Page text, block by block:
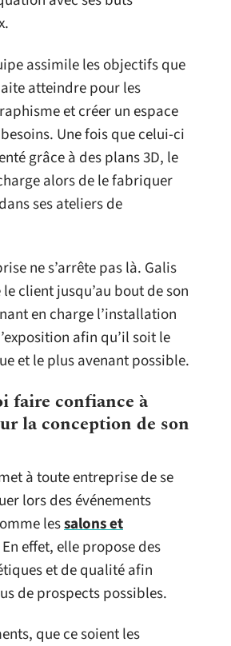
assimile les objectifs que
atteindre pour les
et créer un espace
Une fois que celui-ci
grâce à des plans 3D, le
alors de le fabriquer
ses ateliers de
ne s’arrête pas là. Galis
client jusqu’au bout de son
en charge l’installation
afin qu’il soit le
et le plus avenant possible.
faire confiance à
la conception de son
à toute entreprise de se
lors des événements
lessalons et
effet, elle propose des
et de qualité afin
de prospects possibles.
que ce soient les